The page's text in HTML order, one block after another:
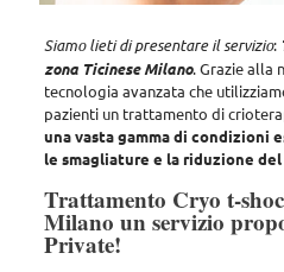
Siamo lieti di presentare il servizio:
zona Ticinese Milano.Grazie alla
tecnologia avanzata che
pazienti un trattamento di
una vasta gamma di condizioni
le smagliature e la riduzione
Trattamento Cryo t-
Milano un servizio
Private!